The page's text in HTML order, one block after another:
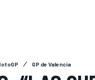
GP de Valencia